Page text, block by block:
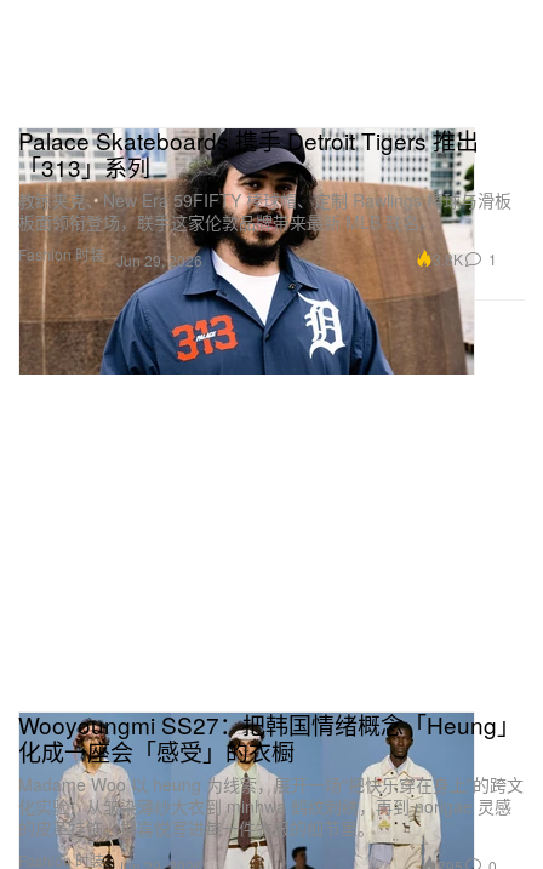
Fashion 时装
Palace Skateboards 携手 Detroit Tigers 推出
「313」系列
教练夹克、New Era 59FIFTY 棒球帽、定制 Rawlings 棒球与滑板
板面领衔登场，联手这家伦敦品牌带来最新 MLB 联名。
Jun 29, 2026 3.8K 1
Fashion 时装
Wooyoungmi SS27：把韩国情绪概念「Heung」
化成一座会「感受」的衣橱
Madame Woo 以 heung 为线索，展开一场“把快乐穿在身上”的跨文
化实验：从皱染薄纱大衣到 minhwa 鹤纹刺绣，再到 norigae 灵感
的皮革挂饰，把喜悦写进每一件衣服的细节里。